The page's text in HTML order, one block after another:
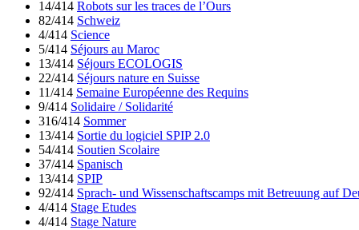
14/414 Robots sur les traces de l’Ours
82/414 Schweiz
4/414 Science
5/414 Séjours au Maroc
13/414 Séjours ECOLOGIS
22/414 Séjours nature en Suisse
11/414 Semaine Européenne des Requins
9/414 Solidaire / Solidarité
316/414 Sommer
13/414 Sortie du logiciel SPIP 2.0
54/414 Soutien Scolaire
37/414 Spanisch
13/414 SPIP
92/414 Sprach- und Wissenschaftscamps mit Betreuung auf
4/414 Stage Etudes
4/414 Stage Nature